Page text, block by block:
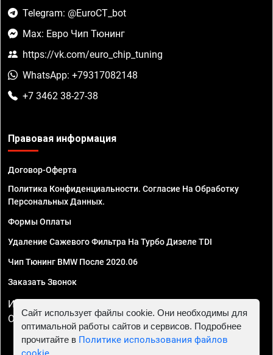
Telegram: @EuroCT_bot
Max: Евро Чип Тюнинг
https://vk.com/euro_chip_tuning
WhatsApp: +79317082148
+7 3462 38-27-38
Правовая информация
Договор-Оферта
Политика Конфиденциальности. Согласие На Обработку
Персональных Данных.
Формы Оплаты
Удаление Сажевого Фильтра На Турбо Дизеле TDI
Чип Тюнинг BMW После 2020.06
Заказать Звонок
ИП Смирнов Георгий Павлович. ИНН 781302555843,
ОГРНИП 324470400032610
Сайт использует файлы cookie. Они необходимы для
оптимальной работы сайтов и сервисов. Подробнее
прочитайте в Политике использования файлов